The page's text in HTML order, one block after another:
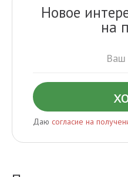
Новое
на
Даю согласие на